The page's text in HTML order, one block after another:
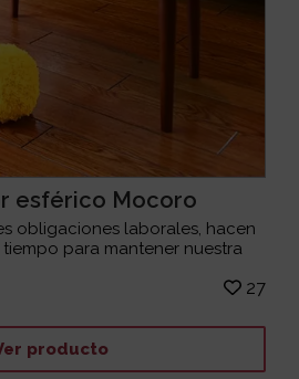
esférico Mocoro
obligaciones laborales, hacen
para mantener nuestra
27
producto